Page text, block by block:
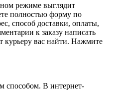
режиме выглядит
полностью форму по
способ доставки, оплаты,
к заказу написать
вас найти. Нажмите
способом. В интернет-